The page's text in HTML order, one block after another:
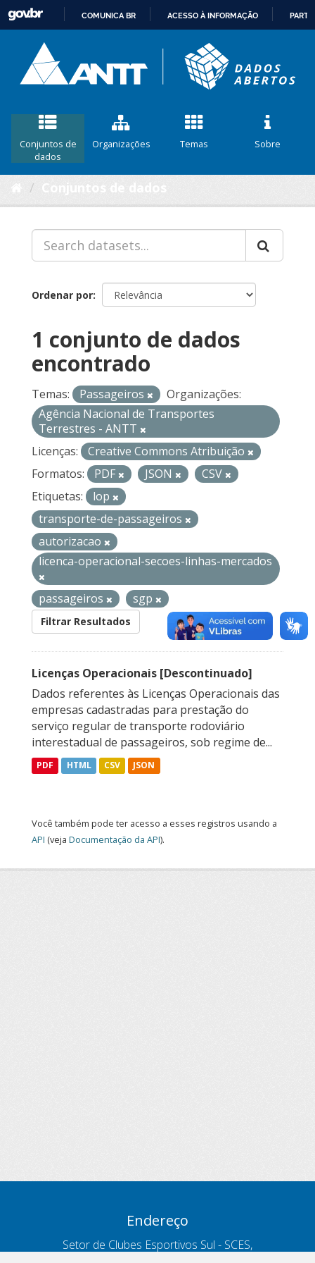
CONTEÚDO
COMUNICA BR ACESSO À INFORMAÇÃO
Conjuntos de
dados
Organizações Temas Sobre
Ordenar por
1 conjunto de dados
encontrado
Temas: Passageiros
Organizações:
Agência Nacional de Transportes
Terrestres - ANTT
Licenças:
Creative Commons Atribuição
Formatos:
PDF JSON
CSV
Etiquetas:
lop
transporte-de-passageiros
autorizacao
licenca-operacional-secoes-linhas-mercados
passageiros sgp
Filtrar Resultados
Licenças Operacionais [Descontinuado]
Dados referentes às Licenças Operacionais das
empresas cadastradas para prestação do
serviço regular de transporte rodoviário
interestadual de passageiros, sob regime de...
PDF HTML CSV JSON
Você também pode ter acesso a esses registros usando a
API (veja Documentação da API).
Endereço
Setor de Clubes Esportivos Sul - SCES,